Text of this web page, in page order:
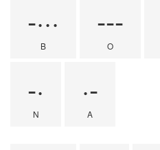
-···
B
---
O
-·
N
·-
A